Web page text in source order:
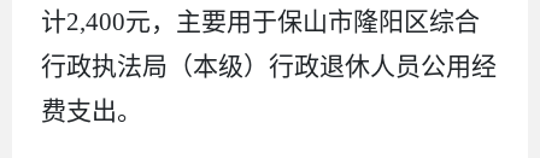
计2,400元，主要用于保山市隆阳区综合
行政执法局（本级） 行政退休人员公用经
费支出。